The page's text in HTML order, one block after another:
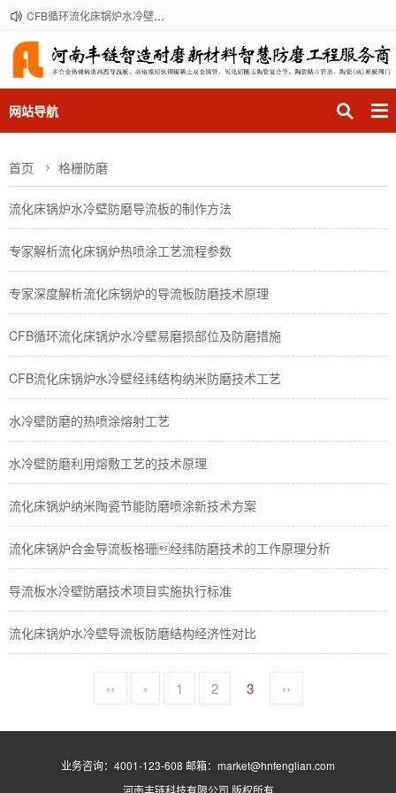
CFB循环流化床锅炉水冷壁受热面格栅防磨经纬防磨导流板防磨方案和实施服务厂商
网站导航
首页 格栅防磨
流化床锅炉水冷壁防磨导流板的制作方法
专家解析流化床锅炉热喷涂工艺流程参数
专家深度解析流化床锅炉的导流板防磨技术原理
CFB循环流化床锅炉水冷壁易磨损部位及防磨措施
CFB流化床锅炉水冷壁经纬结构纳米防磨技术工艺
水冷壁防磨的热喷涂熔射工艺
水冷壁防磨利用熔敷工艺的技术原理
流化床锅炉纳米陶瓷节能防磨喷涂新技术方案
流化床锅炉合金导流板格珊经纬防磨技术的工作原理分析
导流板水冷壁防磨技术项目实施执行标准
流化床锅炉水冷壁导流板防磨结构经济性对比
‹‹ ‹ 1 2 3 ››
业务咨询：4001-123-608 邮箱：market@hnfenglian.com
河南丰链科技有限公司 版权所有